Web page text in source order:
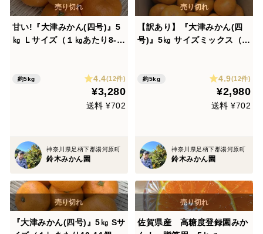
甘い!『大津みかん(四号)』5
㎏ Ｌサイズ（１㎏あたり8-9
約5kg 4.4(12件)
¥3,280
送料 ¥702
神奈川県足柄下郡湯河原町
鈴木みかん園
【訳あり】『大津みかん(四
号)』5㎏ サイズミックス（１
約5kg 4.9(12件)
¥2,980
送料 ¥702
神奈川県足柄下郡湯河原町
鈴木みかん園
『大津みかん(四号)』5㎏ Sサ
佐賀県産 高糖度登録園みか